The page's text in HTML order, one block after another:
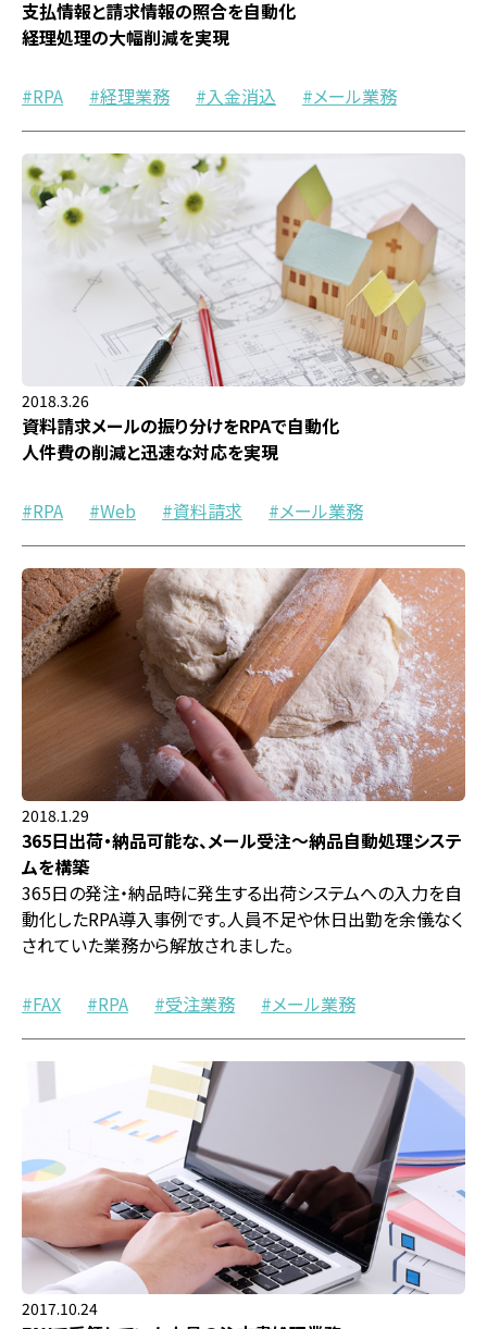
支払情報と請求情報の照合を自動化
経理処理の大幅削減を実現
RPA 経理業務 入金消込 メール業務
2018.3.26
資料請求メールの振り分けをRPAで自動化
人件費の削減と迅速な対応を実現
RPA Web 資料請求 メール業務
2018.1.29
365日出荷・納品可能な、メール受注～納品自動処理システ
ムを構築
365日の発注・納品時に発生する出荷システムへの入力を自
動化したRPA導入事例です。人員不足や休日出勤を余儀なく
されていた業務から解放されました。
FAX RPA 受注業務 メール業務
2017.10.24